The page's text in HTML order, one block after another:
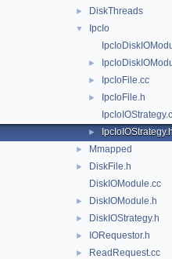
► DiskThreads
▼
IpcIo
►
► IpcIoFile.cc
►
IpcIoFile.h
► IpcIoIOStrategy.h
► Mmapped
►
DiskFile.h
DiskIOModule.cc
► DiskIOModule.h
► DiskIOStrategy.h
► IORequestor.h
► ReadRequest.cc